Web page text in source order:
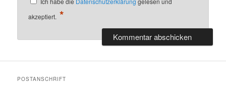
akzeptiert. *
POSTANSCHRIFT